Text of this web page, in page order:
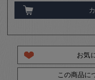
お気
この商品に